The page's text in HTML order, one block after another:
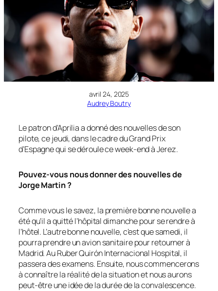
avril 24, 2025
Audrey Boutry
Le patron d’Aprilia a donné des nouvelles de son
pilote, ce jeudi, dans le cadre du Grand Prix
d’Espagne qui se déroule ce week-end à Jerez.
Pouvez-vous nous donner des nouvelles de
Jorge Martin ?
Comme vous le savez, la première bonne nouvelle a
été qu’il a quitté l’hôpital dimanche pour se rendre à
l’hôtel. L’autre bonne nouvelle, c’est que samedi, il
pourra prendre un avion sanitaire pour retourner à
Madrid. Au Ruber Quirón Internacional Hospital, il
passera des examens. Ensuite, nous commencerons
à connaître la réalité de la situation et nous aurons
peut-être une idée de la durée de la convalescence.